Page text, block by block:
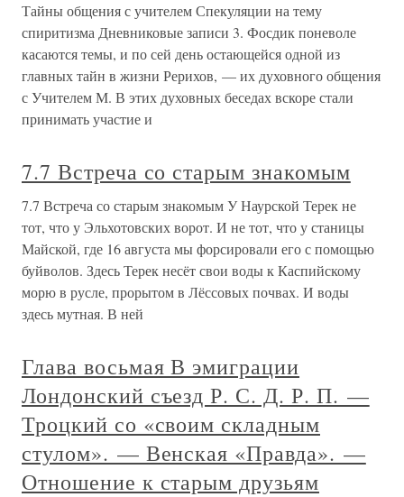
Тайны общения с учителем Спекуляции на тему
спиритизма Дневниковые записи 3. Фосдик поневоле
касаются темы, и по сей день остающейся одной из
главных тайн в жизни Рерихов, — их духовного общения
с Учителем М. В этих духовных беседах вскоре стали
принимать участие и
7.7 Встреча со старым знакомым
7.7 Встреча со старым знакомым У Наурской Терек не
тот, что у Эльхотовских ворот. И не тот, что у станицы
Майской, где 16 августа мы форсировали его с помощью
буйволов. Здесь Терек несёт свои воды к Каспийскому
морю в русле, прорытом в Лёссовых почвах. И воды
здесь мутная. В ней
Глава восьмая В эмиграции
Лондонский съезд Р. С. Д. Р. П. —
Троцкий со «своим складным
стулом». — Венская «Правда». —
Отношение к старым друзьям